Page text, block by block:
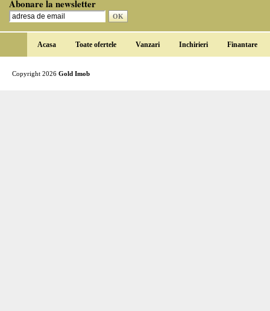
Abonare la newsletter
Acasa Toate ofertele Vanzari Inchirieri Finantare
Copyright 2026 Gold Imob